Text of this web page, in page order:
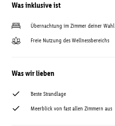
Was inklusive ist
Übernachtung im Zimmer deiner Wahl
Freie Nutzung des Wellnessbereichs
Was wir lieben
Beste Strandlage
Meerblick von fast allen Zimmern aus